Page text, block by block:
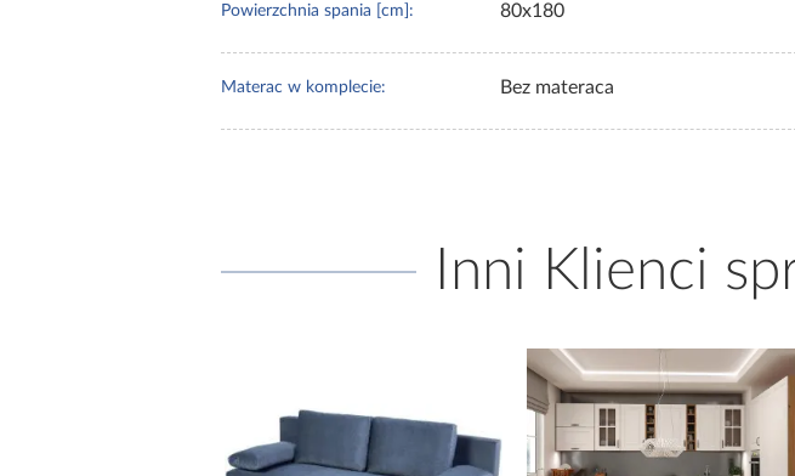
Powierzchnia spania [cm]: 80x180
Materac w komplecie: Bez materaca
Inni Klienci